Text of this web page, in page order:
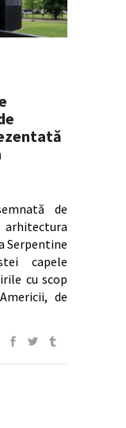
de
Serpentine
capele
cu scop
de